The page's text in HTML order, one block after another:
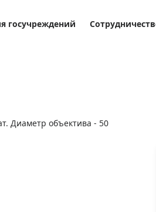
Разное
Глобусы
госучреждений
Диаметр объектива - 50